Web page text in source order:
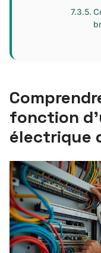
fonction
électrique